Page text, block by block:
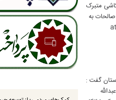
متبرک
صالحات به
گفت :